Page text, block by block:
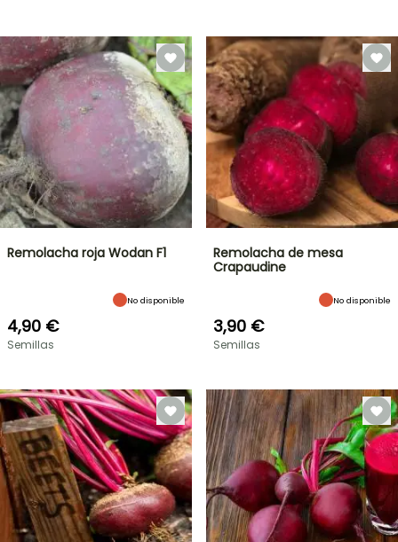
Remolacha roja Wodan F1
No disponible
4,90 €
Semillas
Remolacha de mesa
Crapaudine
No disponible
3,90 €
Semillas